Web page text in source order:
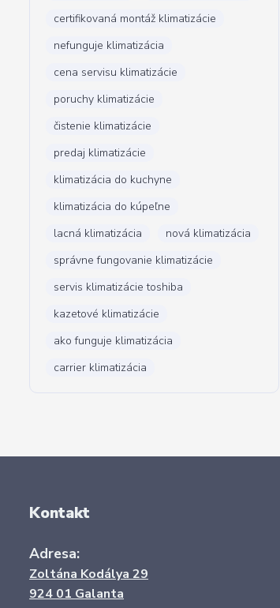
certifikovaná montáž klimatizácie
nefunguje klimatizácia
cena servisu klimatizácie
poruchy klimatizácie
čistenie klimatizácie
predaj klimatizácie
klimatizácia do kuchyne
klimatizácia do kúpeľne
lacná klimatizácia
nová klimatizácia
správne fungovanie klimatizácie
servis klimatizácie toshiba
kazetové klimatizácie
ako funguje klimatizácia
carrier klimatizácia
Kontakt
Adresa:
Zoltána Kodálya 29
924 01 Galanta